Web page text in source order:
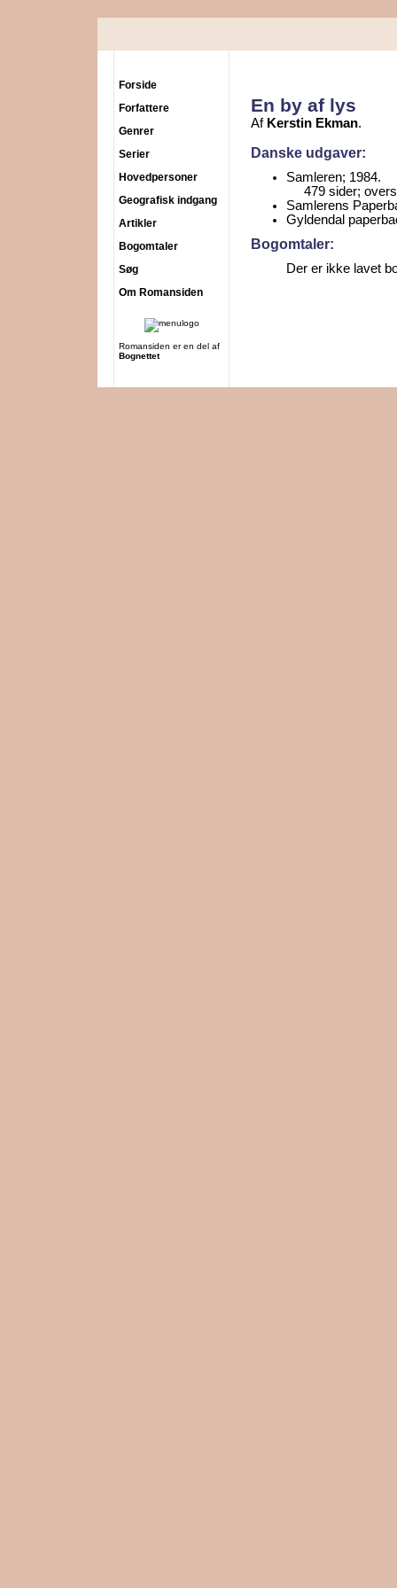
Forside
Forfattere
Genrer
Serier
Hovedpersoner
Geografisk indgang
Artikler
Bogomtaler
Søg
Om Romansiden
Romansiden er en del af
Bognettet
En by af lys
Af Kerstin Ekman.
Danske udgaver:
Samleren; 1984.
479 sider;
Samlerens
Gyldendal
Bogomtaler:
Der er ikke lavet